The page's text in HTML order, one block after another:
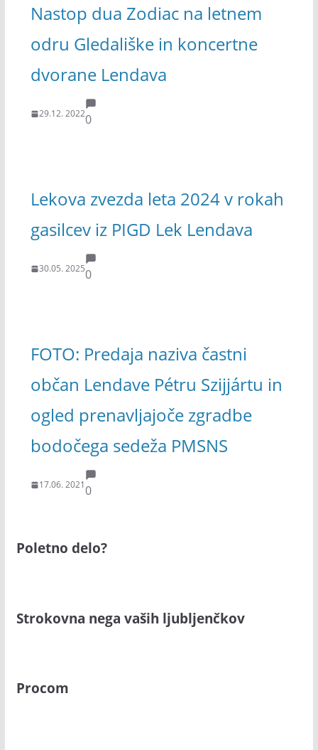
Nastop dua Zodiac na letnem
odru Gledališke in koncertne
dvorane Lendava
29.12. 20220
Lekova zvezda leta 2024 v rokah
gasilcev iz PIGD Lek Lendava
30.05. 20250
FOTO: Predaja naziva častni
občan Lendave Pétru Szijjártu in
ogled prenavljajoče zgradbe
bodočega sedeža PMSNS
17.06. 20210
Poletno delo?
Strokovna nega vaših ljubljenčkov
Procom